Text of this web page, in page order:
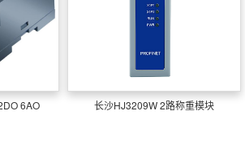
6AO 长沙HJ3209W 2路称重模块